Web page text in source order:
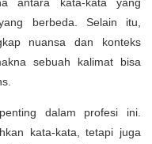
berbeda. Selain itu,
nuansa dan konteks
sebuah kalimat bisa
dalam profesi ini.
kata-kata, tetapi juga